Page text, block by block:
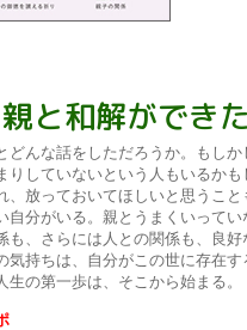
と和解ができ
どんな話をしただろうか。もし
りしていないという人もいるか
、放っておいてほしいと思うこ
自分がいる。親とうまくいって
も、さらには人との関係も、良
気持ちは、自分がこの世に存在
生の第一歩は、そこから始まる。